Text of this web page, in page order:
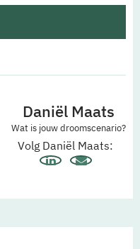
Daniël Maats
Wat is jouw droomscenario?
Volg Daniël Maats: